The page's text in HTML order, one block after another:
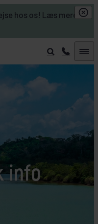
hos os! Læs mere
info